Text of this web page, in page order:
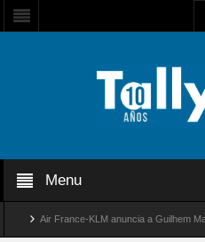
Menu
Air France-KLM anuncia a Guilhem